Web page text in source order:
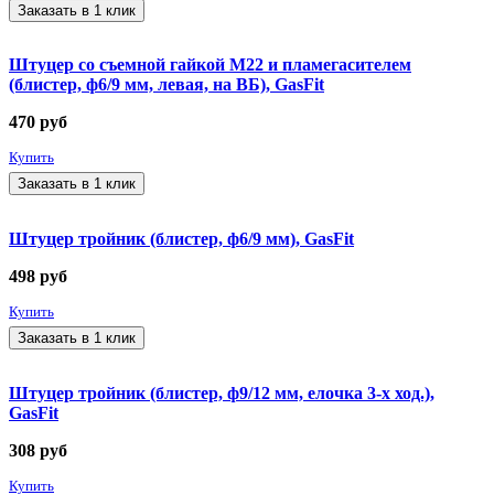
Заказать в 1 клик
Штуцер со съемной гайкой М22 и пламегасителем
(блистер, ф6/9 мм, левая, на ВБ), GasFit
470 руб
Купить
Заказать в 1 клик
Штуцер тройник (блистер, ф6/9 мм), GasFit
498 руб
Купить
Заказать в 1 клик
Штуцер тройник (блистер, ф9/12 мм, елочка 3-х ход.),
GasFit
308 руб
Купить